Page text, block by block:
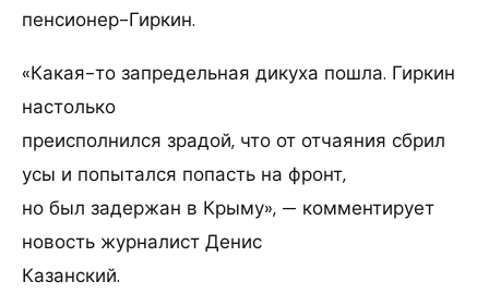
пенсионер-Гиркин.
«Какая-то запредельная дикуха пошла. Гиркин
настолько
преисполнился зрадой, что от отчаяния сбрил
усы и попытался попасть на фронт,
но был задержан в Крыму», — комментирует
новость журналист Денис
Казанский.